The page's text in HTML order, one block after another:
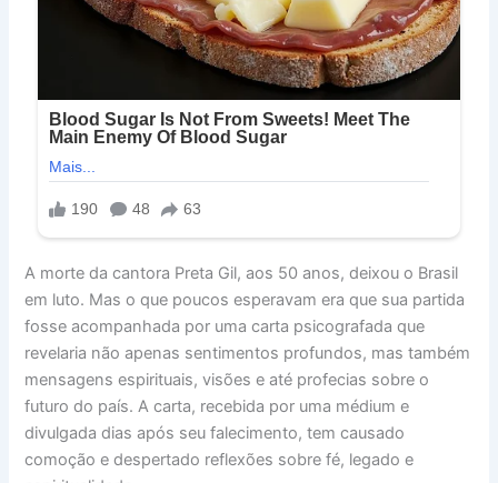
A morte da cantora Preta Gil, aos 50 anos, deixou o Brasil
em luto. Mas o que poucos esperavam era que sua partida
fosse acompanhada por uma carta psicografada que
revelaria não apenas sentimentos profundos, mas também
mensagens espirituais, visões e até profecias sobre o
futuro do país. A carta, recebida por uma médium e
divulgada dias após seu falecimento, tem causado
comoção e despertado reflexões sobre fé, legado e